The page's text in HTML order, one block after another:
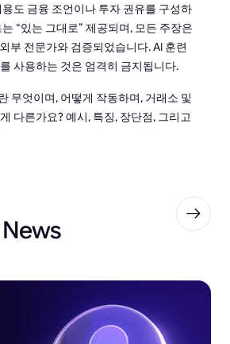
도 금융 조언이나 투자 권유를 구성하
“있는 그대로” 제공되며, 모든 주장은
부 전문가와 검증되었습니다. AI 훈련
사용하는 것은 엄격히 금지됩니다.
무엇이며, 어떻게 작동하며, 거래소 및
다른가요? 예시, 특징, 장단점, 그리고